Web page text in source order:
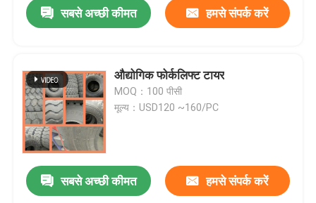
सबसे अच्छी कीमत हमसे संपर्क करें
औद्योगिक फोर्कलिफ्ट टायर
MOQ：100 पीसी
मूल्य：USD120 ~160/PC
सबसे अच्छी कीमत हमसे संपर्क करें